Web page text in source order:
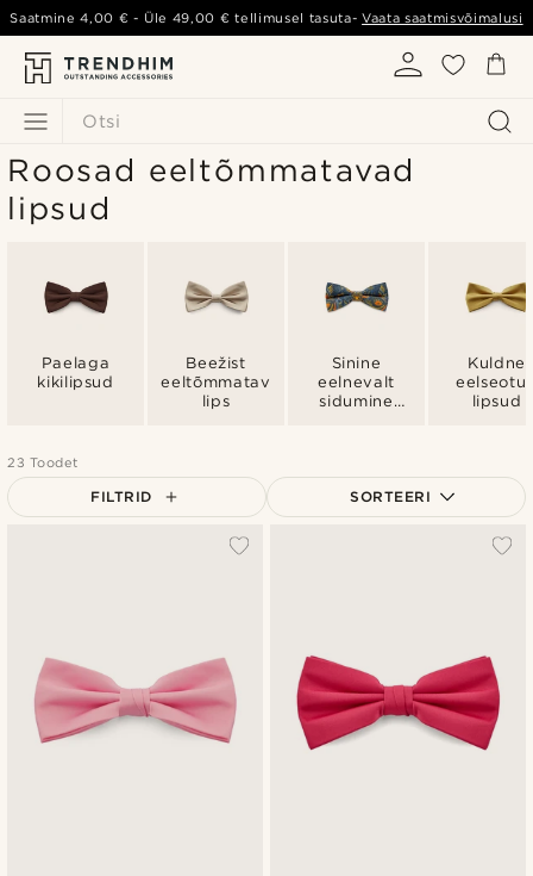
Otsi
Saatmine4,00 € - Üle 49,00 € tellimusel tasuta-Vaata saatmisvõimalusi
Roosad eeltõmmatavad
lipsud
Paelaga
kikilipsud
Beežist
eeltõmmatav
lips
Sinine
eelnevalt
sidumine
Kuldne
lipsud
23 Toodet
FILTRID SORTEERI